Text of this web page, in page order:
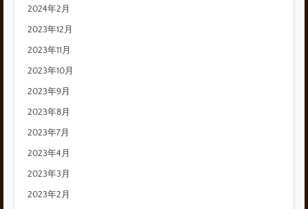
2024年2月
2023年12月
2023年11月
2023年10月
2023年9月
2023年8月
2023年7月
2023年4月
2023年3月
2023年2月